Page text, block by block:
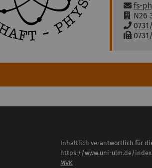
E-
fs-
R
a
u
N26
T
e
f
n
F
:
Inhaltlich verantwortlich für
https://www.uni-ulm.de/
MVK